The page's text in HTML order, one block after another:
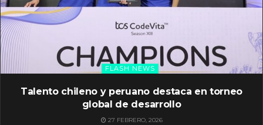
FLASH NEWS
Talento chileno y peruano destaca en torneo
global de desarrollo
27 FEBRERO, 2026